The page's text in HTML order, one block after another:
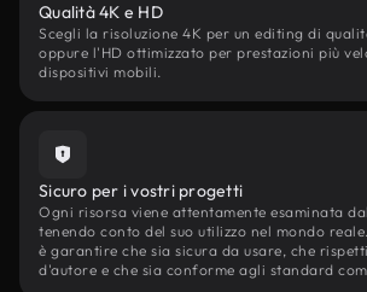
Qualità 4K e HD
Scegli la risoluzione 4K per un editing di
oppure l'HD ottimizzato per prestazioni più
dispositivi mobili.
Sicuro per i vostri progetti
Ogni risorsa viene attentamente esaminata
tenendo conto del suo utilizzo nel mondo
è garantire che sia sicura da usare, che
d'autore e che sia conforme agli standard